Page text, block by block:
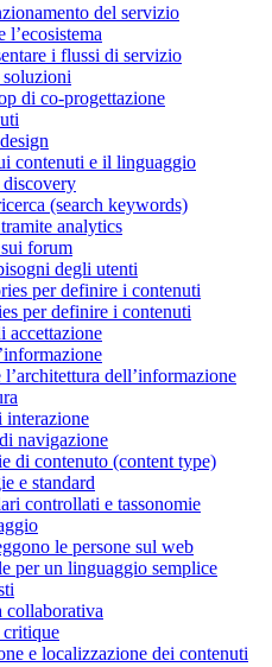
del servizio
l’ecosistema
i flussi di servizio
soluzioni
di co-progettazione
contenuti e il linguaggio
(search keywords)
analytics
forum
degli utenti
per definire i contenuti
per definire i contenuti
accettazione
dell’informazione
interazione
navigazione
di contenuto (content type)
e standard
controllati e tassonomie
le persone sul web
per un linguaggio semplice
collaborativa
e localizzazione dei contenuti